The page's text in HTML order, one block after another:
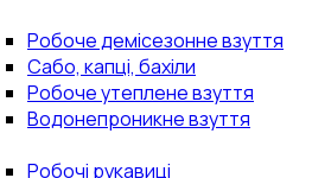
Робоче демісезонне взуття
Сабо, капці, бахіли
Робоче утеплене взуття
Водонепроникне взуття
Робочі рукавиці